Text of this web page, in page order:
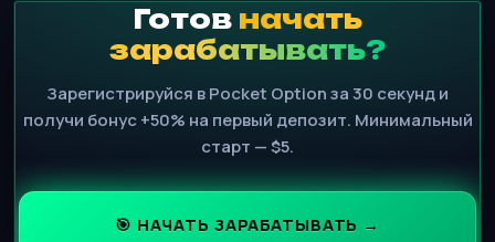
Готов начать
зарабатывать?
Зарегистрируйся в Pocket Option за 30 секунд и
получи бонус +50% на первый депозит. Минимальный
старт — $5.
🎯 НАЧАТЬ ЗАРАБАТЫВАТЬ →